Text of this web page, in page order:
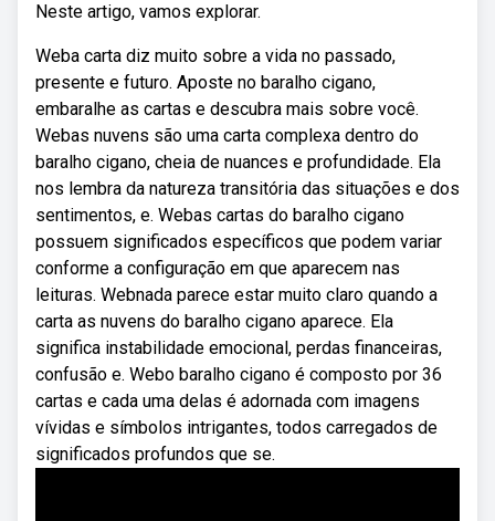
Neste artigo, vamos explorar.
Weba carta diz muito sobre a vida no passado,
presente e futuro. Aposte no baralho cigano,
embaralhe as cartas e descubra mais sobre você.
Webas nuvens são uma carta complexa dentro do
baralho cigano, cheia de nuances e profundidade. Ela
nos lembra da natureza transitória das situações e dos
sentimentos, e. Webas cartas do baralho cigano
possuem significados específicos que podem variar
conforme a configuração em que aparecem nas
leituras. Webnada parece estar muito claro quando a
carta as nuvens do baralho cigano aparece. Ela
significa instabilidade emocional, perdas financeiras,
confusão e. Webo baralho cigano é composto por 36
cartas e cada uma delas é adornada com imagens
vívidas e símbolos intrigantes, todos carregados de
significados profundos que se.